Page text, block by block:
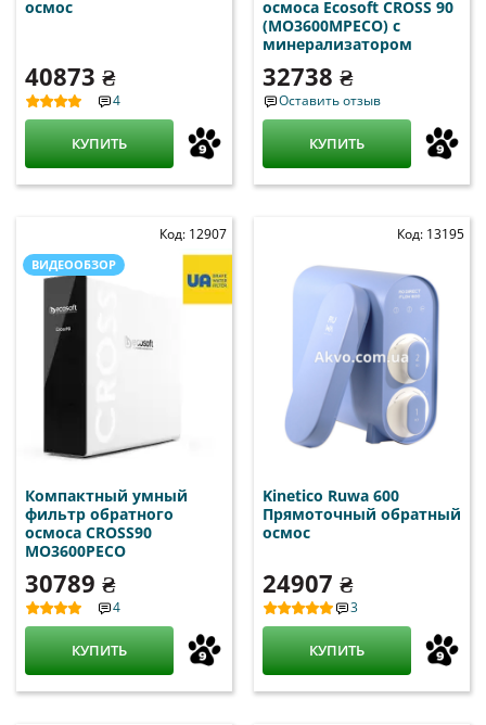
осмос
40873 ₴
4
КУПИТЬ
осмоса Ecosoft CROSS 90
(MO3600MPECO) c
минерализатором
32738 ₴
Оставить отзыв
КУПИТЬ
Код: 12907
Компактный умный
фильтр обратного
осмоса CROSS90
MO3600PECO
30789 ₴
4
КУПИТЬ
ВИДЕООБЗОР
Код: 13195
Kinetico Ruwa 600
Прямоточный обратный
осмос
24907 ₴
3
КУПИТЬ